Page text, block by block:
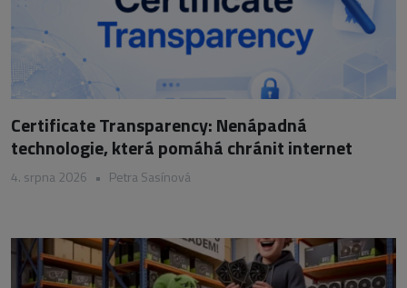
Certificate Transparency: Nenápadná
technologie, která pomáhá chránit internet
4. srpna 2026 • Petra Sasínová